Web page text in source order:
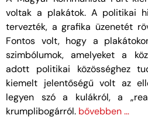
voltak a plakátok. A politikai
tervezték, a grafika üzenetét
Fontos volt, hogy a
szimbólumok, amelyeket a
adott politikai közösséghez
kiemelt jelentőségű volt az
legyen szó a kulákról, a
krumplibogárról. bővebben …